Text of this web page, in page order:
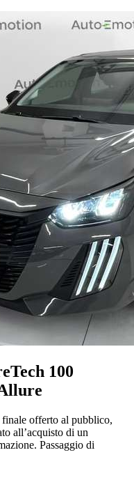
100
finale offerto al pubblico,
all’acquisto di un
Passaggio di